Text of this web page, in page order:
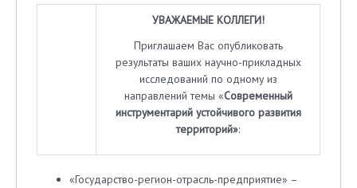
УВАЖАЕМЫЕ КОЛЛЕГИ!
Приглашаем Вас опубликовать
результаты ваших научно-прикладных
исследований по одному из
направлений темы «Современный
инструментарий устойчивого развития
территорий»:
«Государство-регион-отрасль-предприятие» –